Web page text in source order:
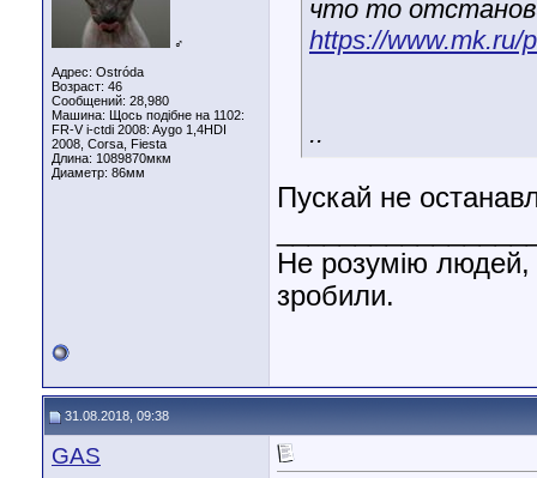
♂
Адрес: Ostróda
Возраст: 46
Сообщений: 28,980
Машина: Щось подібне на 1102:
FR-V i-ctdi 2008: Aygo 1,4HDI
2008, Corsa, Fiesta
Длина: 1089870мкм
Диаметр: 86мм
что то
https://www.mk.ru/
..
Пускай не
Не розумію людей,
зробили.
31.08.2018, 09:38
GAS